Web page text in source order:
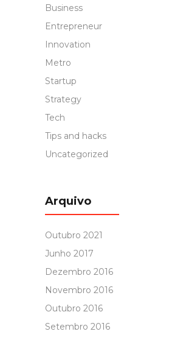
Business
Entrepreneur
Innovation
Metro
Startup
Strategy
Tech
Tips and hacks
Uncategorized
Arquivo
Outubro 2021
Junho 2017
Dezembro 2016
Novembro 2016
Outubro 2016
Setembro 2016